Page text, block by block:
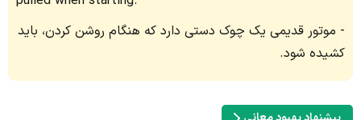
موتور قدیمی یک چوک دستی دارد که هنگام روشن کردن، باید
کشیده شود.